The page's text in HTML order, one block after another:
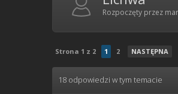
Rozpoczęty przez
Strona 1 z 2 1 2 NASTĘPNA
18 odpowiedzi w tym temacie